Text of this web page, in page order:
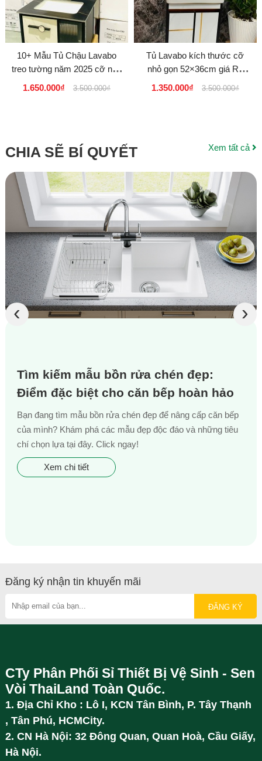
10+ Mẫu Tủ Chậu Lavabo
treo tường năm 2025 cỡ nhỏ
Cao Cấp KM giá rẻ tại
1.650.000₫ 3.500.000₫
Tủ Lavabo kích thước cỡ
nhỏ gọn 52×36cm giá Rẻ
Tphcm
1.350.000₫ 3.500.000₫
CHIA SẼ BÍ QUYẾT Xem tất cả
Tìm kiếm mẫu bồn rửa chén đẹp:
Điểm đặc biệt cho căn bếp hoàn hảo
Bạn đang tìm mẫu bồn rửa chén đẹp để nâng cấp căn bếp
của mình? Khám phá các mẫu đẹp độc đáo và những tiêu
chí chọn lựa tại đây. Click ngay!
Xem chi tiết
‹ ›
Đăng ký nhận tin khuyến mãi
CTy Phân Phối Sỉ Thiết Bị Vệ Sinh - Sen
Vòi ThaiLand Toàn Quốc.
1. Địa Chỉ Kho : Lô I, KCN Tân Bình, P. Tây Thạnh
, Tân Phú, HCMCity.
2. CN Hà Nội: 32 Đông Quan, Quan Hoà, Cầu Giấy,
Hà Nội.